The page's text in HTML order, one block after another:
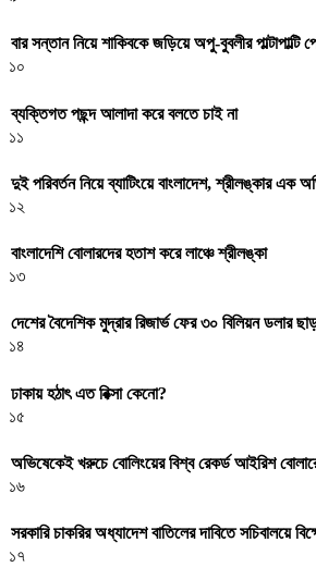
বার সন্তান নিয়ে শাকিবকে জড়িয়ে অপু-বুবলীর পাল্টাপাল্টি
১০
ব্যক্তিগত পছন্দ আলাদা করে বলতে চাই না
১১
দুই পরিবর্তন নিয়ে ব্যাটিংয়ে বাংলাদেশ, শ্রীলঙ্কার এক
১২
বাংলাদেশি বোলারদের হতাশ করে লাঞ্চে শ্রীলঙ্কা
১৩
দেশের বৈদেশিক মুদ্রার রিজার্ভ ফের ৩০ বিলিয়ন ডলার
১৪
ঢাকায় হঠাৎ এত রিক্সা কেনো?
১৫
অভিষেকেই খরুচে বোলিংয়ের বিশ্ব রেকর্ড আইরিশ
১৬
সরকারি চাকরির অধ্যাদেশ বাতিলের দাবিতে সচিবালয়ে
১৭